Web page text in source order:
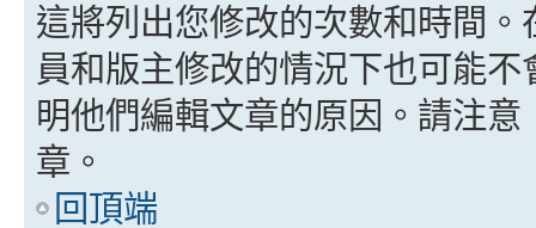
這將列出您修改的次數和時間
員和版主修改的情況下也可能
明他們編輯文章的原因。請注
章。
回頂端